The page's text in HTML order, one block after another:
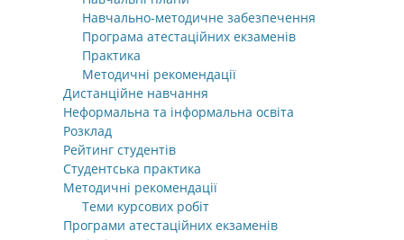
Навчально-методичне забезпечення
Програма атестаційних екзаменів
Практика
Методичні рекомендації
Дистанційне навчання
Неформальна та інформальна освіта
Розклад
Рейтинг студентів
Студентська практика
Методичні рекомендації
Теми курсових робіт
Програми атестаційних екзаменів